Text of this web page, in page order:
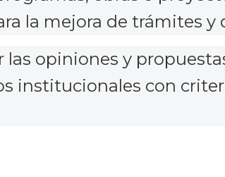
la mejora de trámites y
opiniones y
institucionales con